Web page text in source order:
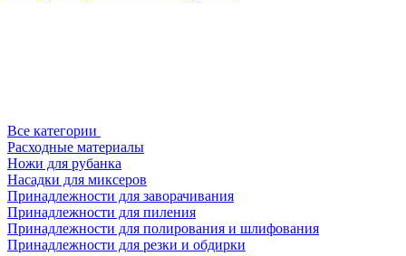
Все категории
Расходные материалы
Ножи для рубанка
Насадки для миксеров
Принадлежности для заворачивания
Принадлежности для пиления
Принадлежности для полирования и шлифования
Принадлежности для резки и обдирки